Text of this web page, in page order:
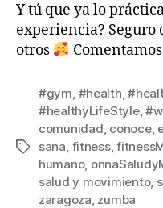
Y tú que ya lo
experiencia? Seguro
otros
Comentamos
Etiquetas
#gym, #health,
#healthyLifeStyle,
comunidad, conoce,
sana, fitness,
humano,
salud y movimiento,
zaragoza, zumba